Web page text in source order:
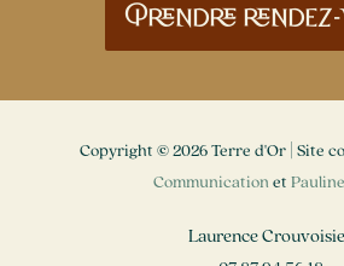
Prendre
Copyright © 2026 Terre d'Or | Site
Communication et
Laurence